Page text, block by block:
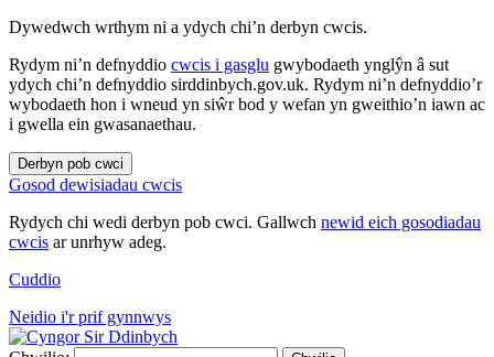
Dywedwch wrthym ni a ydych chi’n derbyn cwcis.
Rydym ni’n defnyddio cwcis i gasglu gwybodaeth ynglŷn â sut
ydych chi’n defnyddio sirddinbych.gov.uk. Rydym ni’n defnyddio’r
wybodaeth hon i wneud yn siŵr bod y wefan yn gweithio’n iawn ac
i gwella ein gwasanaethau.
Derbyn pob cwci
Gosod dewisiadau cwcis
Rydych chi wedi derbyn pob cwci. Gallwch newid eich gosodiadau
cwcis ar unrhyw adeg.
Cuddio
Neidio i'r prif gynnwys